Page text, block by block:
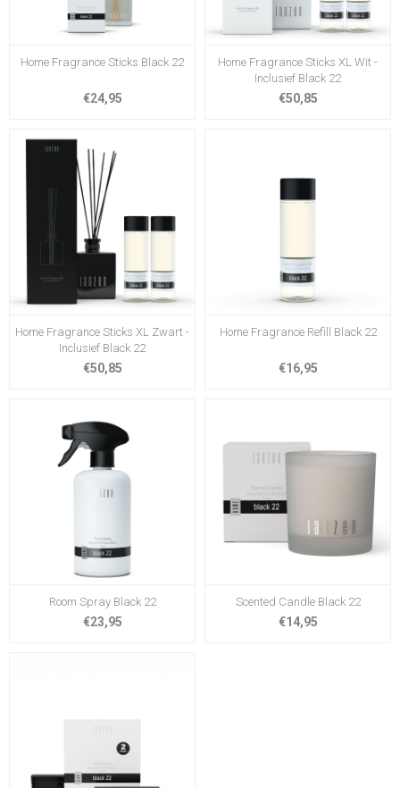
Home Fragrance Sticks Black 22
€24,95
Home Fragrance Sticks XL Wit -
Inclusief Black 22
€50,85
Home Fragrance Sticks XL Zwart -
Inclusief Black 22
€50,85
Home Fragrance Refill Black 22
€16,95
Room Spray Black 22
€23,95
Scented Candle Black 22
€14,95